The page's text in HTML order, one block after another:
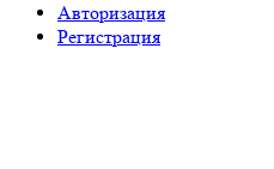
Авторизация
Регистрация